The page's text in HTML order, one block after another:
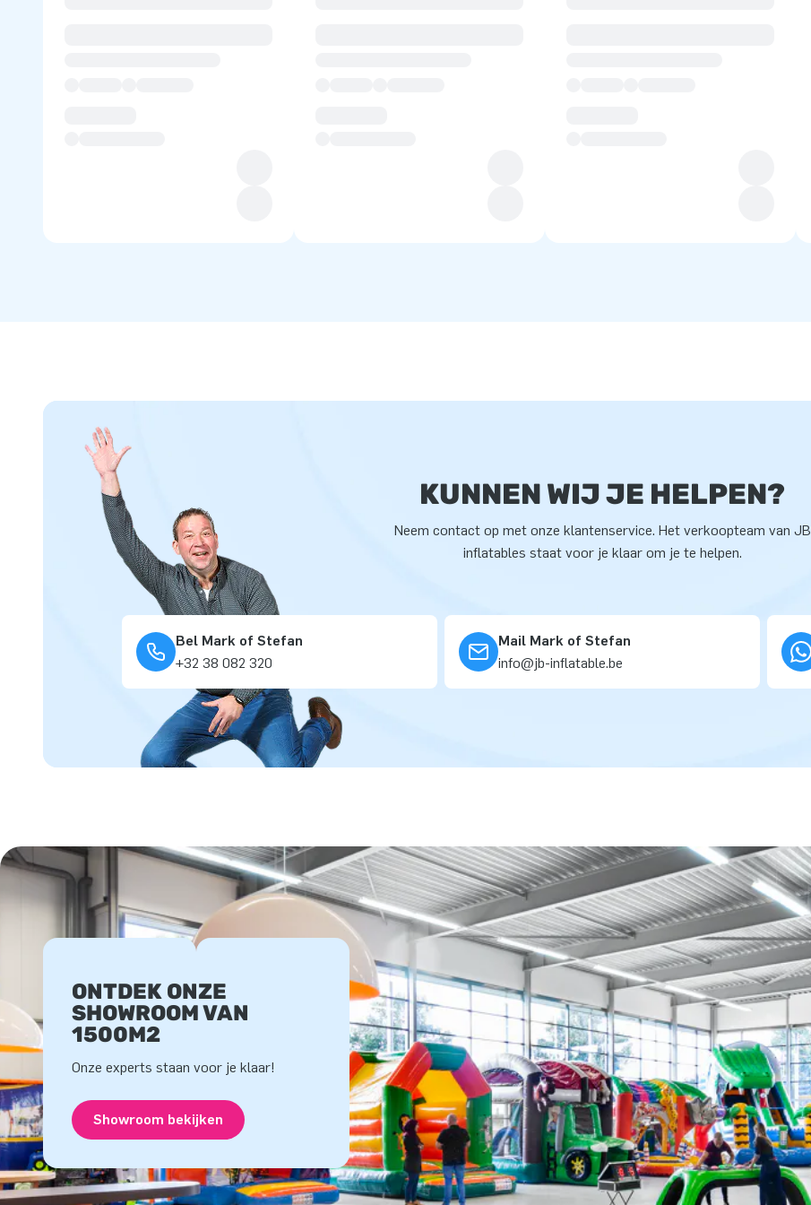
KUNNEN WIJ JE HELPEN?
Neem contact op met onze klantenservice. Het verkoopteam van JB
inflatables staat voor je klaar om je te helpen.
Bel Mark of Stefan
+32 38 082 320
Mail Mark of Stefan
info@jb-inflatable.be
ONTDEK ONZE
SHOWROOM VAN
1500M2
Onze experts staan voor je klaar!
Showroom bekijken